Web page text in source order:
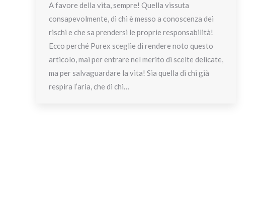
A favore della vita, sempre! Quella vissuta
consapevolmente, di chi è messo a conoscenza dei
rischi e che sa prendersi le proprie responsabilità!
Ecco perché Purex sceglie di rendere noto questo
articolo, mai per entrare nel merito di scelte delicate,
ma per salvaguardare la vita! Sia quella di chi già
respira l’aria, che di chi…